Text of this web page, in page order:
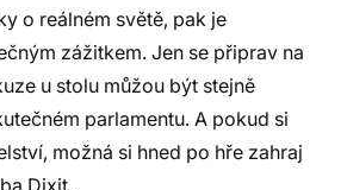
o reálném světě, pak je
zážitkem. Jen se připrav na
u stolu můžou být stejně
parlamentu. A pokud si
možná si hned po hře zahraj